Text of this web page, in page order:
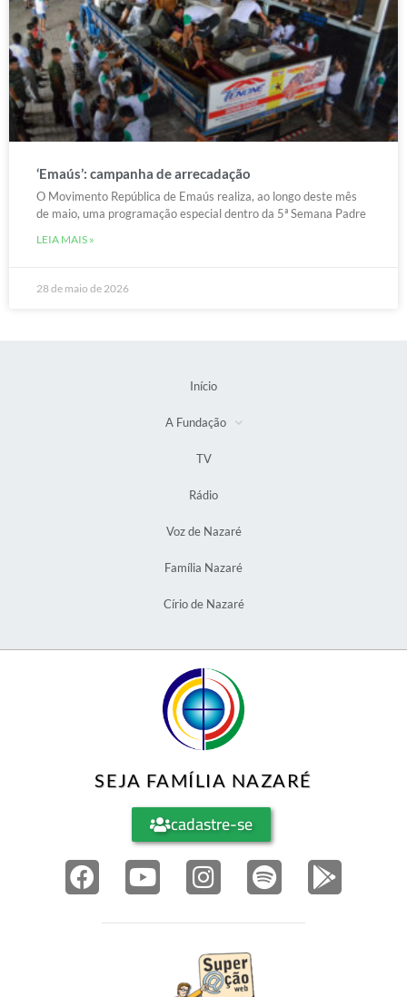
‘Emaús’: campanha de arrecadação
O Movimento República de Emaús realiza, ao longo deste mês
de maio, uma programação especial dentro da 5ª Semana Padre
LEIA MAIS »
28 de maio de 2026
Início
A Fundação
TV
Rádio
Voz de Nazaré
Família Nazaré
Círio de Nazaré
SEJA FAMÍLIA NAZARÉ
cadastre-se